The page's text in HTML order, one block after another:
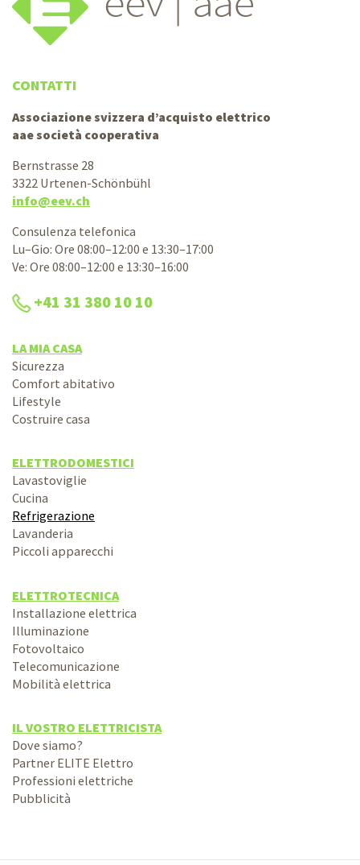
CONTATTI
Associazione svizzera d’acquisto elettrico
aae società cooperativa
Bernstrasse 28
3322 Urtenen-Schönbühl
info@eev.ch
Consulenza telefonica
Lu–Gio: Ore 08:00–12:00 e 13:30–17:00
Ve: Ore 08:00–12:00 e 13:30–16:00
+41 31 380 10 10
LA MIA CASA
Sicurezza
Comfort abitativo
Lifestyle
Costruire casa
ELETTRODOMESTICI
Lavastoviglie
Cucina
Refrigerazione
Lavanderia
Piccoli apparecchi
ELETTROTECNICA
Installazione elettrica
Illuminazione
Fotovoltaico
Telecomunicazione
Mobilità elettrica
IL VOSTRO ELETTRICISTA
Dove siamo?
Partner ELITE Elettro
Professioni elettriche
Pubblicità